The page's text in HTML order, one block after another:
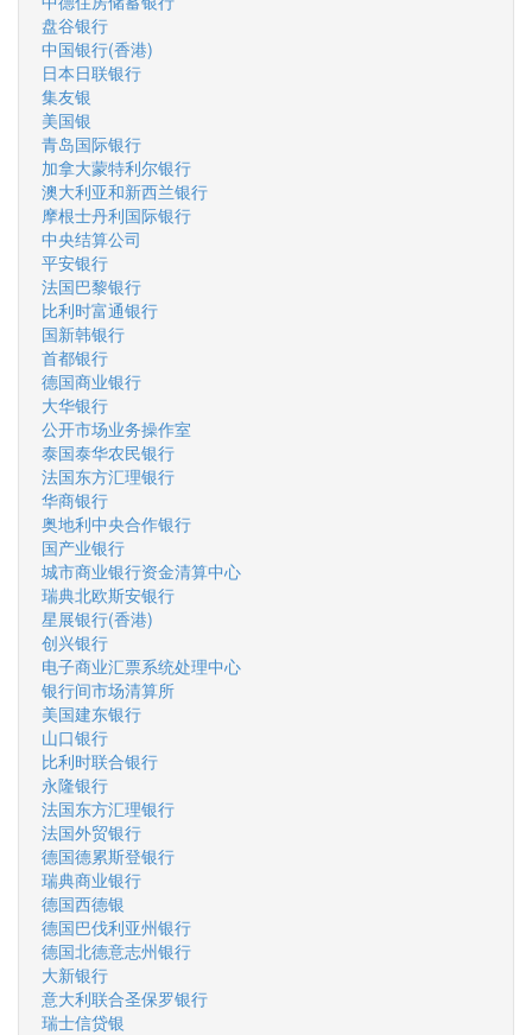
盘谷银行
中国银行(香港)
日本日联银行
集友银
美国银
青岛国际银行
加拿大蒙特利尔银行
澳大利亚和新西兰银行
摩根士丹利国际银行
中央结算公司
平安银行
法国巴黎银行
比利时富通银行
国新韩银行
首都银行
德国商业银行
大华银行
公开市场业务操作室
泰国泰华农民银行
法国东方汇理银行
华商银行
奥地利中央合作银行
国产业银行
城市商业银行资金清算中心
瑞典北欧斯安银行
星展银行(香港)
创兴银行
电子商业汇票系统处理中心
银行间市场清算所
美国建东银行
山口银行
比利时联合银行
永隆银行
法国东方汇理银行
法国外贸银行
德国德累斯登银行
瑞典商业银行
德国西德银
德国巴伐利亚州银行
德国北德意志州银行
大新银行
意大利联合圣保罗银行
瑞士信贷银